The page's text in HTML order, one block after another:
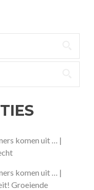
komen uit … |
komen uit … |
Groeiende